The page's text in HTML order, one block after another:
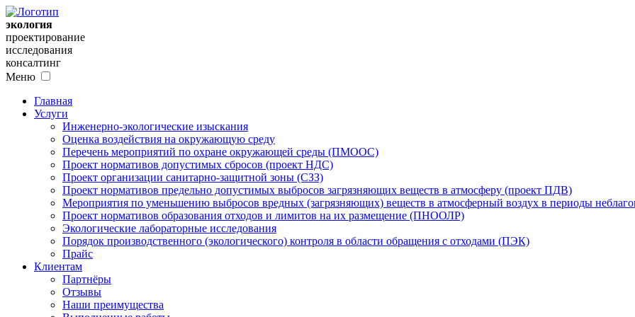
экология
проектирование
исследования
консалтинг
Меню
Главная
Услуги
Инженерно-экологические изыскания
Оценка воздействия на окружающую среду
Перечень мероприятий по охране окружающей среды (ПМООС)
Проект нормативов допустимых сбросов (проект НДС)
Проект организации санитарно-защитной зоны (СЗЗ)
Проект нормативов предельно допустимых выбросов загрязняющих веществ в атмосферу (проект ПДВ)
Мероприятия по уменьшению выбросов вредных (загрязняющих) веществ в атмосферный воздух в периоды
Проект нормативов образования отходов и лимитов на их размещение (ПНООЛР)
Экологические лабораторные исследования
Порядок производственного (экологического) контроля в области обращения с отходами (ПЭК)
Прайс
Клиентам
Партнёры
Отзывы
Наши преимущества